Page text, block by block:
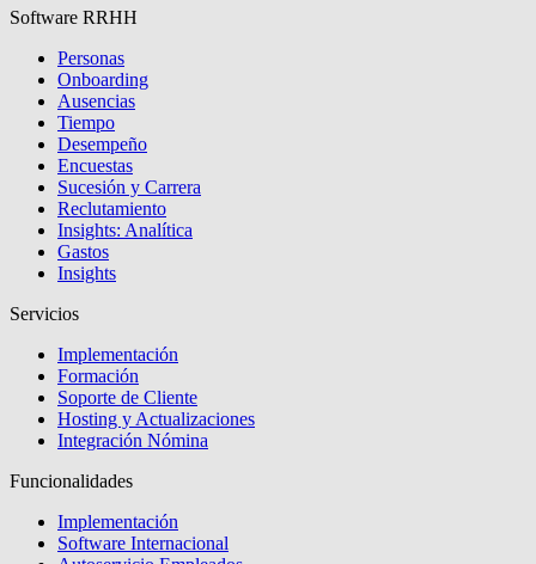
Software RRHH
Personas
Onboarding
Ausencias
Tiempo
Desempeño
Encuestas
Sucesión y Carrera
Reclutamiento
Insights: Analítica
Gastos
Insights
Servicios
Implementación
Formación
Soporte de Cliente
Hosting y Actualizaciones
Integración Nómina
Funcionalidades
Implementación
Software Internacional